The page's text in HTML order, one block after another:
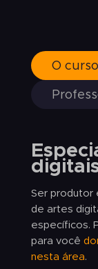
O
Ser produtor
de artes
específicos.
para você
nesta área.